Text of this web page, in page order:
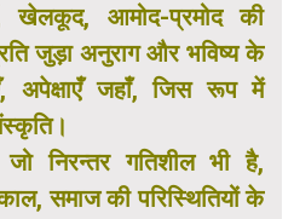
खेलकूद, आमोद-प्रमोद की
जुड़ा अनुराग और भविष्य के
अपेक्षाएँ जहाँ, जिस रूप में
निरन्तर गतिशील भी है,
समाज की परिस्थितियों के